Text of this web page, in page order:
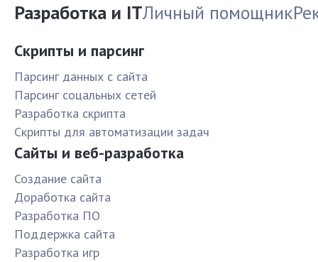
Разработка и ITЛичный помощник
Скрипты и парсинг
Парсинг данных с сайта
Парсинг соцальных сетей
Разработка скрипта
Скрипты для автоматизации задач
Сайты и веб-разработка
Создание сайта
Доработка сайта
Разработка ПО
Поддержка сайта
Разработка игр